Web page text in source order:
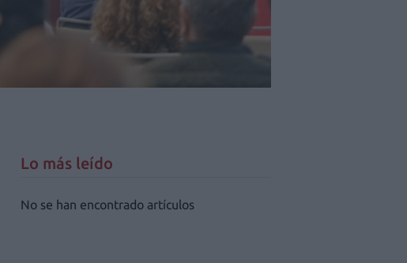
Lo más leído
No se han encontrado artículos